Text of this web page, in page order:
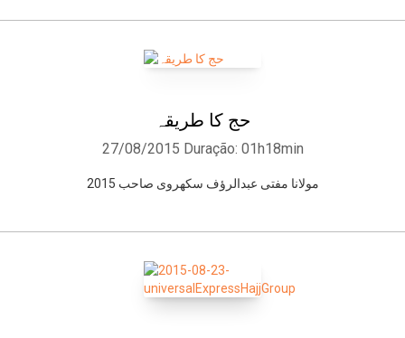
حج کا طریقہ
27/08/2015 Duração: 01h18min
مولانا مفتی عبدالرﺅف سکھروی صاحب 2015